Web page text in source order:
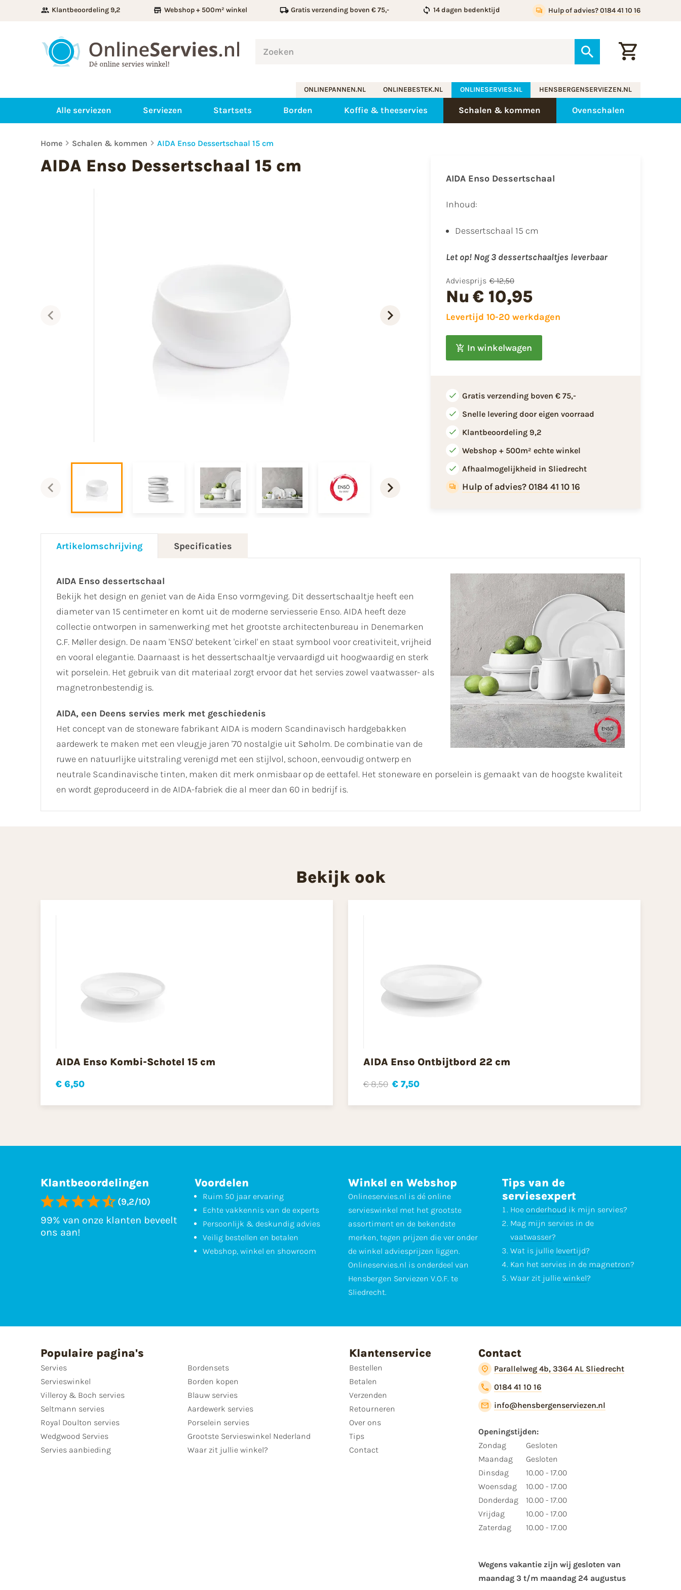
Klantbeoordeling 9,2 Webshop + 500m² winkel Gratis verzending boven € 75,- 14 dagen bedenktijd Hulp of advies? 0184 41 10 16
ONLINEPANNEN.NL ONLINEBESTEK.NL ONLINESERVIES.NL HENSBERGENSERVIEZEN.NL
Alle serviezen Serviezen Startsets Borden Koffie & theeservies Schalen & kommen Ovenschalen
Home Schalen & kommen AIDA Enso Dessertschaal 15 cm
AIDA Enso Dessertschaal 15 cm
AIDA Enso Dessertschaal
Inhoud:
Dessertschaal 15 cm
Let op! Nog 3 dessertschaaltjes leverbaar
Adviesprijs € 12,50
Nu € 10,95
Levertijd 10-20 werkdagen
In winkelwagen
Gratis verzending boven € 75,-
Snelle levering door eigen voorraad
Klantbeoordeling 9,2
Webshop + 500m² echte winkel
Afhaalmogelijkheid in Sliedrecht
Hulp of advies? 0184 41 10 16
Artikelomschrijving Specificaties
AIDA Enso dessertschaal
Bekijk het design en geniet van de Aida Enso vormgeving. Dit dessertschaaltje heeft een
diameter van 15 centimeter en komt uit de moderne serviesserie Enso. AIDA heeft deze
collectie ontworpen in samenwerking met het grootste architectenbureau in Denemarken
C.F. Møller design. De naam 'ENSO' betekent 'cirkel' en staat symbool voor creativiteit, vrijheid
en vooral elegantie. Daarnaast is het dessertschaaltje vervaardigd uit hoogwaardig en sterk
wit porselein. Het gebruik van dit materiaal zorgt ervoor dat het servies zowel vaatwasser- als
magnetronbestendig is.
AIDA, een Deens servies merk met geschiedenis
Het concept van de stoneware fabrikant AIDA is modern Scandinavisch hardgebakken
aardewerk te maken met een vleugje jaren '70 nostalgie uit Søholm. De combinatie van de
ruwe en natuurlijke uitstraling verenigd met een stijlvol, schoon, eenvoudig ontwerp en
neutrale Scandinavische tinten, maken dit merk onmisbaar op de eettafel. Het stoneware en porselein is gemaakt van de hoogste kwaliteit
en wordt geproduceerd in de AIDA-fabriek die al meer dan 60 in bedrijf is.
Bekijk ook
AIDA Enso Kombi-Schotel 15 cm
€ 6,50
AIDA Enso Ontbijtbord 22 cm
€ 8,50 € 7,50
Klantbeoordelingen
(9,2/10)
99% van onze klanten beveelt
ons aan!
Voordelen
Ruim 50 jaar ervaring
Echte vakkennis van de experts
Persoonlijk & deskundig advies
Veilig bestellen en betalen
Webshop, winkel en showroom
Winkel en Webshop
Onlineservies.nl is dé online
servieswinkel met het grootste
assortiment en de bekendste
merken, tegen prijzen die ver onder
de winkel adviesprijzen liggen.
Onlineservies.nl is onderdeel van
Hensbergen Serviezen V.O.F. te
Sliedrecht.
Tips van de
serviesexpert
Hoe onderhoud ik mijn servies?
Mag mijn servies in de
vaatwasser?
Wat is jullie levertijd?
Kan het servies in de magnetron?
Waar zit jullie winkel?
Populaire pagina's
Servies
Servieswinkel
Villeroy & Boch servies
Seltmann servies
Royal Doulton servies
Wedgwood Servies
Servies aanbieding
Bordensets
Borden kopen
Blauw servies
Aardewerk servies
Porselein servies
Grootste Servieswinkel Nederland
Waar zit jullie winkel?
Klantenservice
Bestellen
Betalen
Verzenden
Retourneren
Over ons
Tips
Contact
Contact
Parallelweg 4b, 3364 AL Sliedrecht
0184 41 10 16
info@hensbergenserviezen.nl
Openingstijden:
Zondag
Maandag
Dinsdag
Woensdag
Donderdag
Vrijdag
Zaterdag
Gesloten
Gesloten
10.00 - 17.00
10.00 - 17.00
10.00 - 17.00
10.00 - 17.00
10.00 - 17.00
Wegens vakantie zijn wij gesloten van ​
maandag 3 t/m maandag 24 augustus